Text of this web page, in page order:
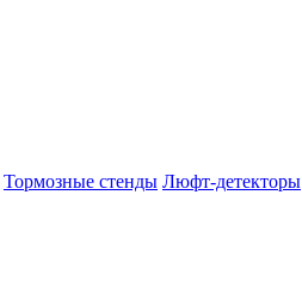
Тормозные стенды Люфт-детекторы